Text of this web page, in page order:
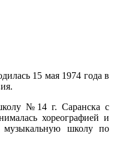
15 мая 1974 года в
№14 г. Саранска с
хореографией и
музыкальную школу по